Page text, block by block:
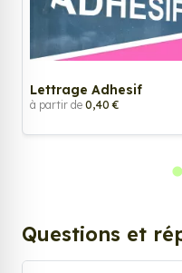
Lettrage Adhesif
à partir de 0,40 €
Questions et